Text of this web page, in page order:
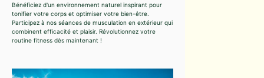
Bénéficiez d'un environnement naturel inspirant pour
tonifier votre corps et optimiser votre bien-être.
Participez à nos séances de musculation en extérieur qui
combinent efficacité et plaisir. Révolutionnez votre
routine fitness dès maintenant !